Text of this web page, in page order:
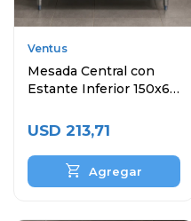
Ventus
Mesada Central con
Estante Inferior 150x60
USD 213,71